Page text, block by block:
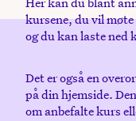
kursene, du vil
og du kan laste ned
Det er også en
på din hjemside.
om anbefalte kurs